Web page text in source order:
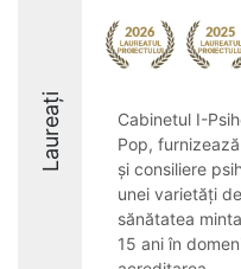
Laureați
Cabinetul I-
Pop,
și consiliere
unei varietăți
sănătatea
15 ani în